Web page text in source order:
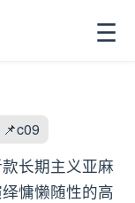
☰
📌c09
长期主义亚麻
慵懒随性的高